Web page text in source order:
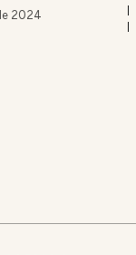
2024